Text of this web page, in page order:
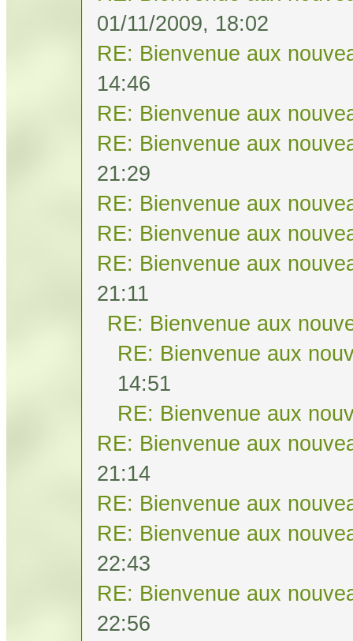
01/11/2009, 18:02
RE: Bienvenue aux
14:46
RE: Bienvenue aux
RE: Bienvenue aux
21:29
RE: Bienvenue aux
RE: Bienvenue aux
RE: Bienvenue aux
21:11
RE: Bienvenue aux
RE: Bienvenue aux
14:51
RE: Bienvenue aux
RE: Bienvenue aux
21:14
RE: Bienvenue aux
RE: Bienvenue aux
22:43
RE: Bienvenue aux
22:56